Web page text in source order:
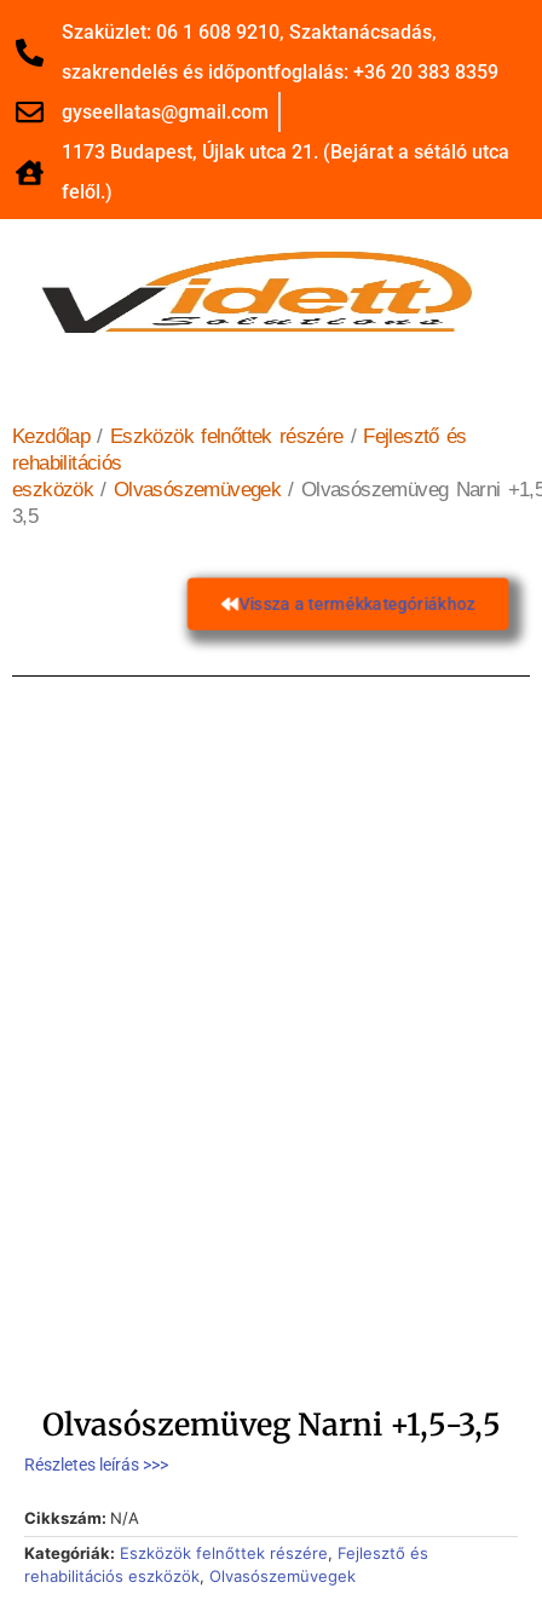
Szaküzlet: 06 1 608 9210, Szaktanácsadás,
szakrendelés és időpontfoglalás: +36 20 383 8359
gyseellatas@gmail.com
1173 Budapest, Újlak utca 21. (Bejárat a sétáló utca
felől.)
Kezdőlap/ Eszközök felnőttek részére/ Fejlesztő és
rehabilitációs
eszközök/ Olvasószemüvegek/ Olvasószemüveg Narni
3,5
Vissza a termékkategóriákhoz
Olvasószemüveg Narni +1,5-3,5
Részletes leírás >>>
Cikkszám: N/A
Kategóriák: Eszközök felnőttek részére, Fejlesztő és
rehabilitációs eszközök, Olvasószemüvegek